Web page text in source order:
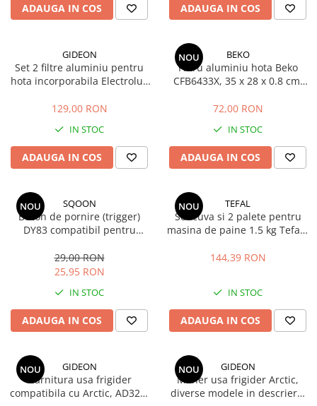
ADAUGA IN COS ADAUGA IN COS
GIDEON
Set 2 filtre aluminiu pentru
hota incorporabila Electrolux
LFP216W
129,00 RON
IN STOC
ADAUGA IN COS
NOU BEKO
Filtru aluminiu hota Beko
CFB6433X, 35 x 28 x 0.8 cm,
72,00 RON
IN STOC
ADAUGA IN COS
NOU SQOON
Buton de pornire (trigger)
DY83 compatibil pentru
piesa de schimb pentru
carcasa 970148-01
29,00 RON
25,95 RON
IN STOC
ADAUGA IN COS
NOU TEFAL
Set cuva si 2 palete pentru
masina de paine 1.5 kg Tefal /
144,39 RON
IN STOC
ADAUGA IN COS
NOU GIDEON
Garnitura usa frigider
compatibila cu Arctic, AD326,
NOU GIDEON
Maner usa frigider Arctic,
diverse modele in descriere,